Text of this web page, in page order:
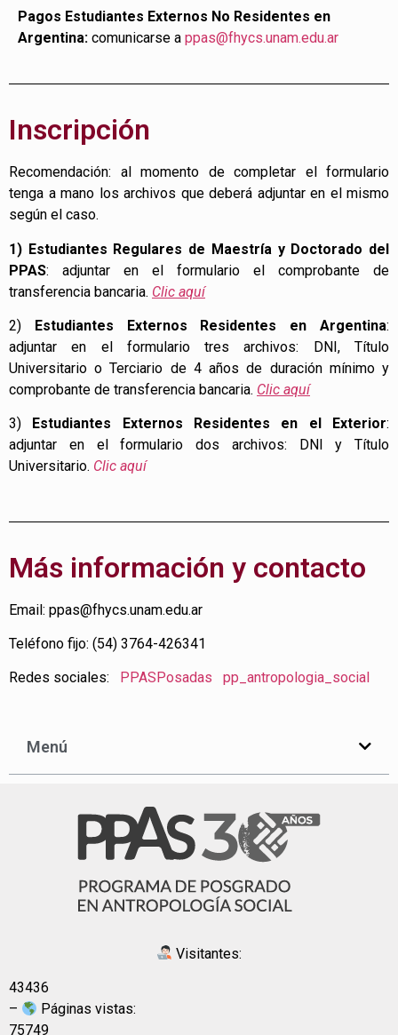
Pagos Estudiantes Externos No Residentes en
Argentina: comunicarse a ppas@fhycs.unam.edu.ar
Inscripción
Recomendación: al momento de completar el formulario
tenga a mano los archivos que deberá adjuntar en el mismo
según el caso.
1) Estudiantes Regulares de Maestría y Doctorado del
PPAS: adjuntar en el formulario el comprobante de
transferencia bancaria. Clic aquí
2) Estudiantes Externos Residentes en Argentina:
adjuntar en el formulario tres archivos: DNI, Título
Universitario o Terciario de 4 años de duración mínimo y
comprobante de transferencia bancaria. Clic aquí
3) Estudiantes Externos Residentes en el Exterior:
adjuntar en el formulario dos archivos: DNI y Título
Universitario. Clic aquí
Más información y contacto
Email: ppas@fhycs.unam.edu.ar
Teléfono fijo: (54) 3764-426341
Redes sociales: PPASPosadas pp_antropologia_social
Menú
Visitantes:
43436
–
Páginas vistas:
75749